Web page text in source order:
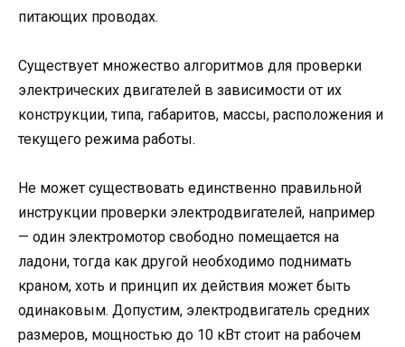
питающих проводах.
Существует множество алгоритмов для проверки
электрических двигателей в зависимости от их
конструкции, типа, габаритов, массы, расположения и
текущего режима работы.
Не может существовать единственно правильной
инструкции проверки электродвигателей, например
— один электромотор свободно помещается на
ладони, тогда как другой необходимо поднимать
краном, хоть и принцип их действия может быть
одинаковым. Допустим, электродвигатель средних
размеров, мощностью до 10 кВт стоит на рабочем